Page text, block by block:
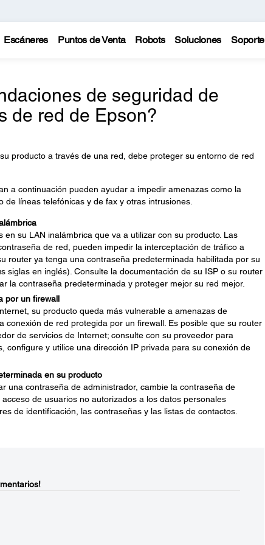
Escáneres Puntos de Venta Robots Soluciones Soporte
de seguridad de
de red de Epson?
producto a través de una red, debe proteger su entorno de red
a continuación pueden ayudar a impedir amenazas como la
líneas telefónicas y de fax y otras intrusiones.
su LAN inalámbrica que va a utilizar con su producto. Las
de red, pueden impedir la interceptación de tráfico a
router ya tenga una contraseña predeterminada habilitada por su
siglas en inglés). Consulte la documentación de su ISP o su router
la contraseña predeterminada y proteger mejor su red mejor.
por un firewall
su producto queda más vulnerable a amenazas de
conexión de red protegida por un firewall. Es posible que su router
de servicios de Internet; consulte con su proveedor para
configure y utilice una dirección IP privada para su conexión de
en su producto
una contraseña de administrador, cambie la contraseña de
de usuarios no autorizados a los datos personales
de identificación, las contraseñas y las listas de contactos.